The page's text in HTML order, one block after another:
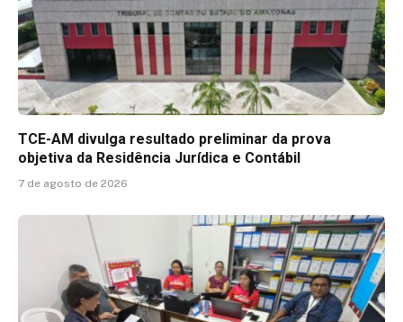
TCE-AM divulga resultado preliminar da prova
objetiva da Residência Jurídica e Contábil
7 de agosto de 2026